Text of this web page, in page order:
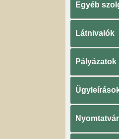
Egyéb
Látnivalók
Pályázatok